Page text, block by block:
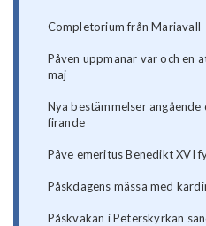
Completorium från Mariavall
Påven uppmanar var och en
maj
Nya bestämmelser angående
firande
Påve emeritus Benedikt XVI
Påskdagens mässa med
Påskvakan i Peterskyrkan